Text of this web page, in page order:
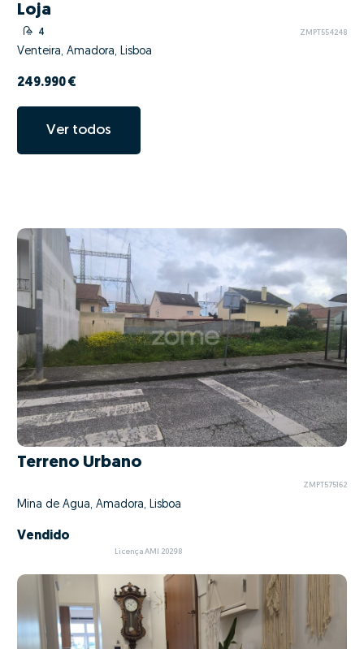
Loja
4 ZMPT554248
Venteira, Amadora, Lisboa
249.990 €
Ver todos
Terreno Urbano
ZMPT575162
Mina de Água, Amadora, Lisboa
Vendido
Licença AMI 20298